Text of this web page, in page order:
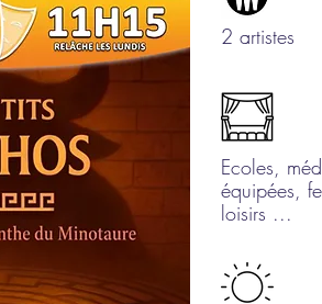
2 artistes
Ecoles,
équipées,
loisirs ...